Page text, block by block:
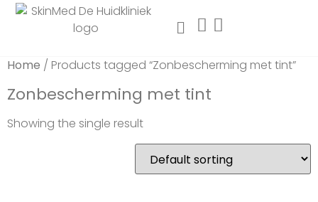
Home / Products tagged “Zonbescherming met tint”
Zonbescherming met tint
Showing the single result